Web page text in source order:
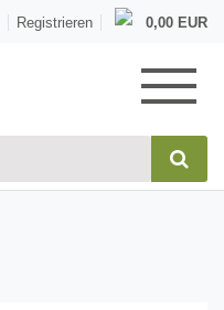
Registrieren 0,00 EUR